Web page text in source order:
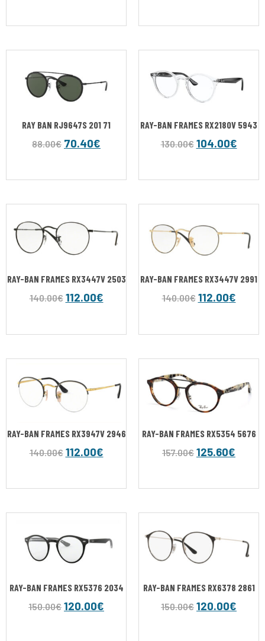
RAY BAN RJ9647S 201 71
88.00€ 70.40€
RAY-BAN FRAMES RX2180V 5943
130.00€ 104.00€
RAY-BAN FRAMES RX3447V 2503
140.00€ 112.00€
RAY-BAN FRAMES RX3447V 2991
140.00€ 112.00€
RAY-BAN FRAMES RX3947V 2946
140.00€ 112.00€
RAY-BAN FRAMES RX5354 5676
157.00€ 125.60€
RAY-BAN FRAMES RX5376 2034
150.00€ 120.00€
RAY-BAN FRAMES RX6378 2861
150.00€ 120.00€